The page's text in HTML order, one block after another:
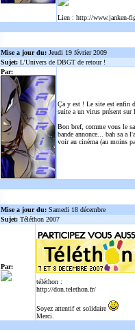
Lien : http://www.janken-
Mise a jour du: Jeudi 19 février 2009
Sujet: L'Univers de DBGT de retour !
Par:
Ça y est ! Le site est enfin
suite a un virus présent sur
Bon bref, comme vous le
bande annonce... bah sa a
voir au cinéma (au moins
Mise a jour du: Samedi 18 décembre
Sujet: Téléthon 2007
Par:
téléthon :
http://don.telethon.fr/
Soyez attentif et solidaire
Merci.